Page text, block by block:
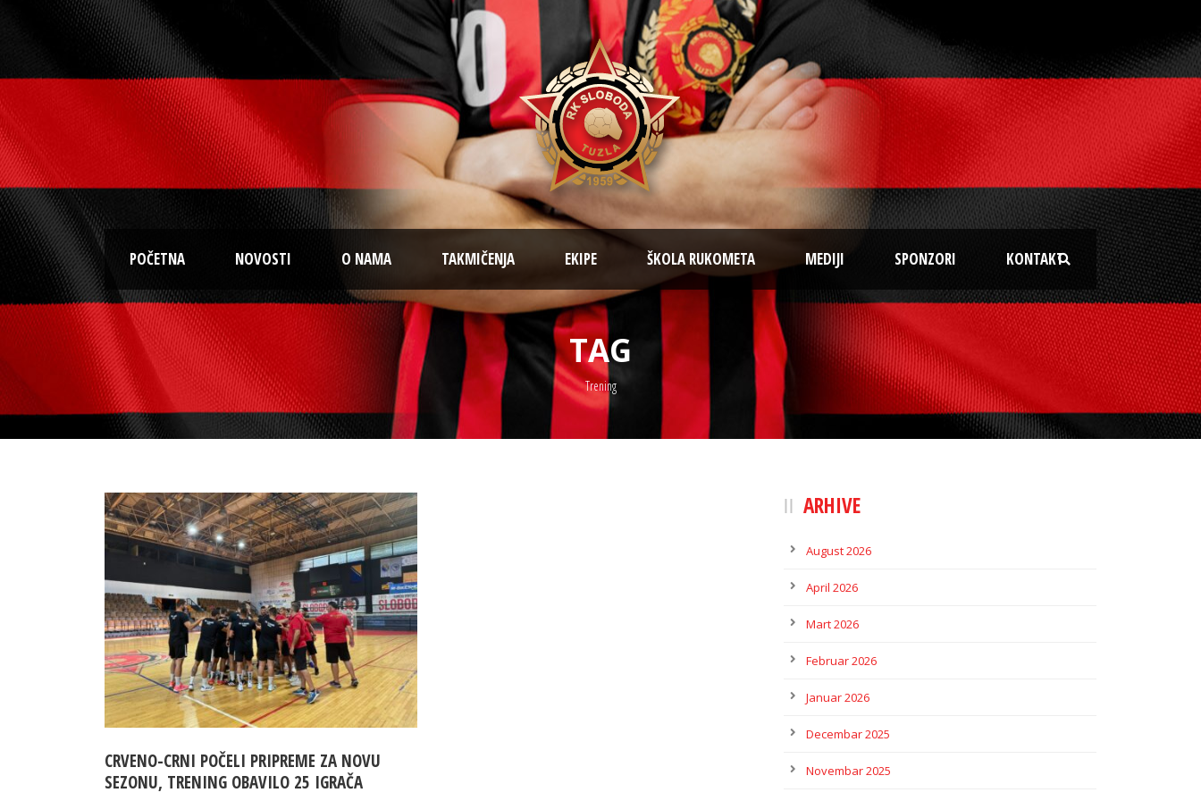
POČETNA NOVOSTI O NAMA TAKMIČENJA EKIPE ŠKOLA RUKOMETA MEDIJI SPONZORI KONTAKT
TAG
Trening
CRVENO-CRNI POČELI PRIPREME ZA NOVU
SEZONU, TRENING OBAVILO 25 IGRAČA
ARHIVE
August 2026
April 2026
Mart 2026
Februar 2026
Januar 2026
Decembar 2025
Novembar 2025